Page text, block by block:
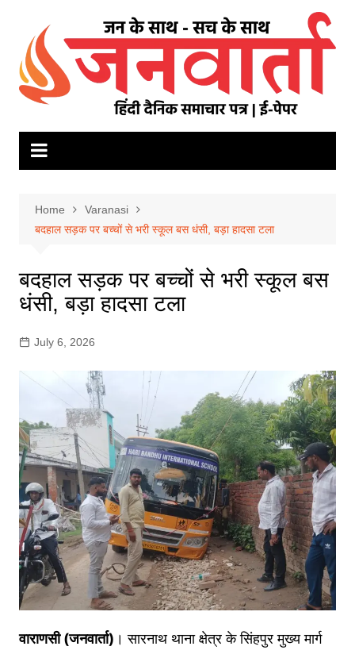
content
Home
Varanasi
बदहाल सड़क पर बच्चों से भरी स्कूल बस धंसी, बड़ा हादसा टला
बदहाल सड़क पर बच्चों से भरी स्कूल बस
धंसी, बड़ा हादसा टला
July 6, 2026
वाराणसी (जनवार्ता) । सारनाथ थाना क्षेत्र के सिंहपुर मुख्य मार्ग